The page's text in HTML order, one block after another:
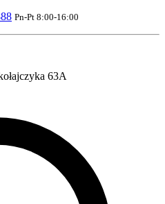
Pn-Pt 8:00-16:00
63A